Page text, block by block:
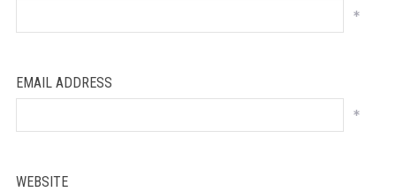
*
EMAIL ADDRESS
*
WEBSITE